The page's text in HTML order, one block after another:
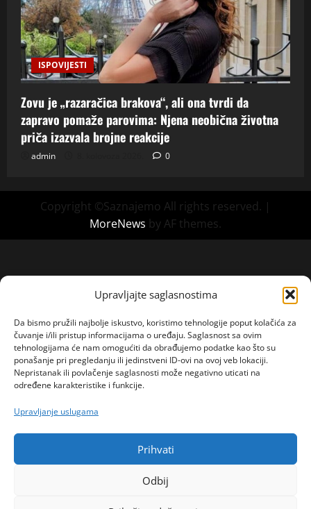
Upravljajte saglasnostima
Da bismo pružili najbolje iskustvo, koristimo tehnologije poput kolačića za
čuvanje i/ili pristup informacijama o uređaju. Saglasnost sa ovim
tehnologijama će nam omogućiti da obrađujemo podatke kao što su
ponašanje pri pregledanju ili jedinstveni ID-ovi na ovoj veb lokaciji.
Nepristanak ili povlačenje saglasnosti može negativno uticati na
određene karakteristike i funkcije.
Upravljanje uslugama
Prihvati
Odbij
ISPOVIJESTI
Zovu je „razaračica brakova“, ali ona tvrdi da
zapravo pomaže parovima: Njena neobična životna
priča izazvala brojne reakcije
admin 0
Copyright ©Saznajemo All rights reserved. |
MoreNews by AF themes.